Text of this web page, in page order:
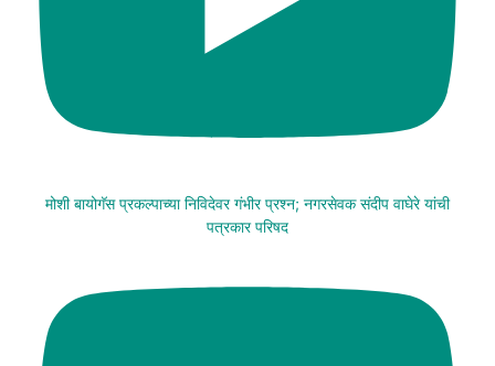
मोशी बायोगॅस प्रकल्पाच्या निविदेवर गंभीर प्रश्न; नगरसेवक संदीप वाघेरे यांची
पत्रकार परिषद